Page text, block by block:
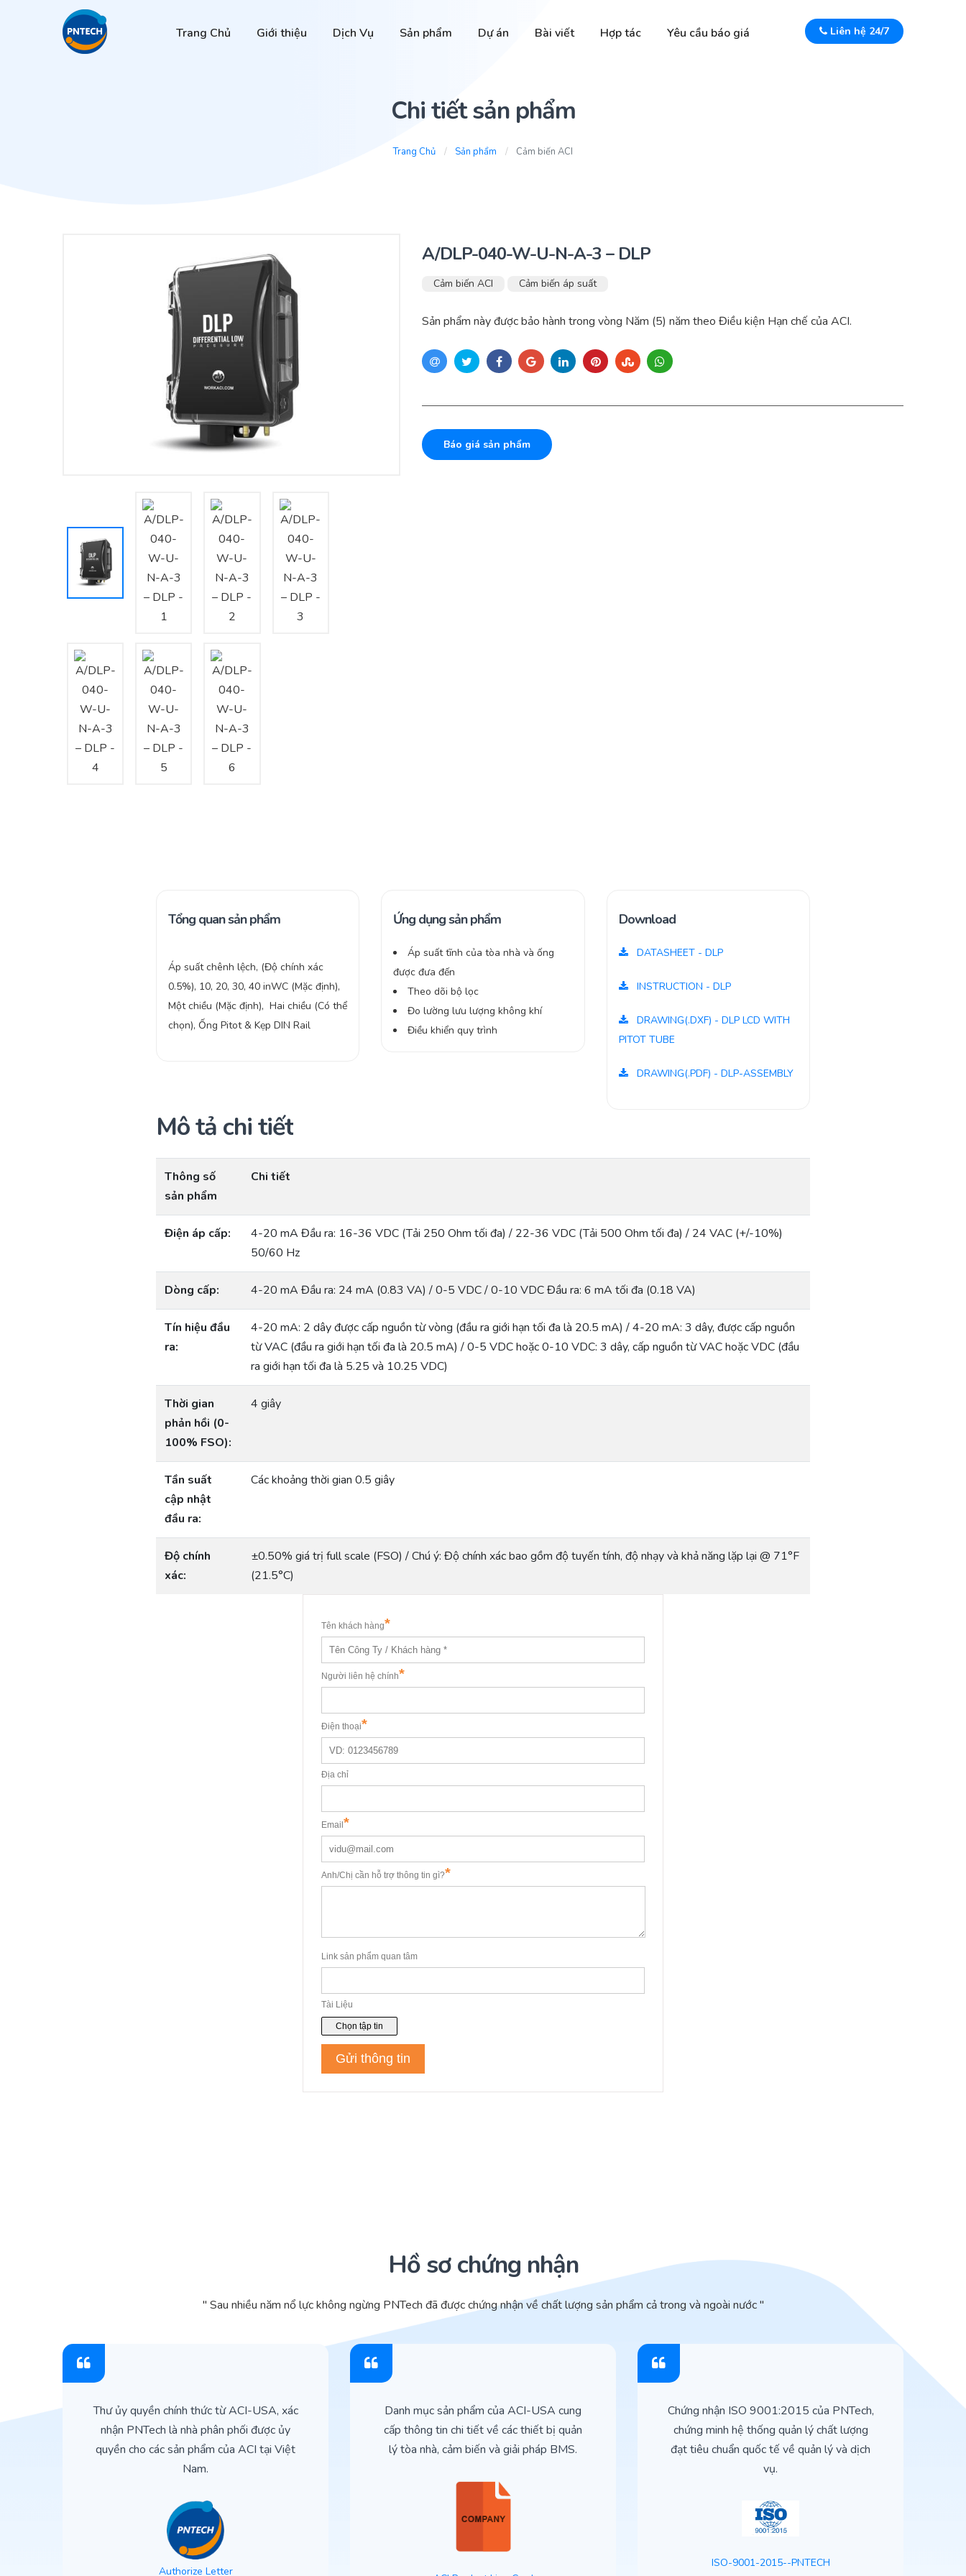
Trang Chủ Giới thiệu Dịch Vụ Sản phẩm Dự án Bài viết Hợp tác Yêu cầu báo giá Liên hệ 24/7
Chi tiết sản phẩm
Trang Chủ Sản phẩm Cảm biến ACI
A/DLP-040-W-U-N-A-3 – DLP
Cảm biến ACI Cảm biến áp suất
Sản phẩm này được bảo hành trong vòng Năm (5) năm theo Điều kiện Hạn chế của ACI.
Báo giá sản phẩm
Tổng quan sản phẩm
Áp suất chênh lệch, (Độ chính xác
0.5%), 10, 20, 30, 40 inWC (Mặc định),
Một chiều (Mặc định), Hai chiều (Có thể
chọn), Ống Pitot & Kẹp DIN Rail
Ứng dụng sản phẩm
Áp suất tĩnh của tòa nhà và ống
được đưa đến
Theo dõi bộ lọc
Đo lường lưu lượng không khí
Điều khiển quy trình
Download
DATASHEET - DLP
INSTRUCTION - DLP
DRAWING(.DXF) - DLP LCD WITH
PITOT TUBE
DRAWING(.PDF) - DLP-ASSEMBLY
Mô tả chi tiết
Thông số
sản phẩm
Chi tiết
Điện áp cấp:
4-20 mA Đầu ra: 16-36 VDC (Tải 250 Ohm tối đa) / 22-36 VDC (Tải 500 Ohm tối đa) / 24 VAC (+/-10%)
50/60 Hz
Dòng cấp: 4-20 mA Đầu ra: 24 mA (0.83 VA) / 0-5 VDC / 0-10 VDC Đầu ra: 6 mA tối đa (0.18 VA)
Tín hiệu đầu
ra:
4-20 mA: 2 dây được cấp nguồn từ vòng (đầu ra giới hạn tối đa là 20.5 mA) / 4-20 mA: 3 dây, được cấp nguồn
từ VAC (đầu ra giới hạn tối đa là 20.5 mA) / 0-5 VDC hoặc 0-10 VDC: 3 dây, cấp nguồn từ VAC hoặc VDC (đầu
ra giới hạn tối đa là 5.25 và 10.25 VDC)
Thời gian
phản hồi (0-
100% FSO):
4 giây
Tần suất
cập nhật
đầu ra:
Các khoảng thời gian 0.5 giây
Độ chính
xác:
±0.50% giá trị full scale (FSO) / Chú ý: Độ chính xác bao gồm độ tuyến tính, độ nhạy và khả năng lặp lại @ 71°F
(21.5°C)
Hồ sơ chứng nhận
" Sau nhiều năm nổ lực không ngừng PNTech đã được chứng nhận về chất lượng sản phẩm cả trong và ngoài nước "
Thư ủy quyền chính thức từ ACI-USA, xác
nhận PNTech là nhà phân phối được ủy
quyền cho các sản phẩm của ACI tại Việt
Nam.
Authorize Letter
Danh mục sản phẩm của ACI-USA cung
cấp thông tin chi tiết về các thiết bị quản
lý tòa nhà, cảm biến và giải pháp BMS.
Chứng nhận ISO 9001:2015 của PNTech,
chứng minh hệ thống quản lý chất lượng
đạt tiêu chuẩn quốc tế về quản lý và dịch
vụ.
ISO-9001-2015--PNTECH